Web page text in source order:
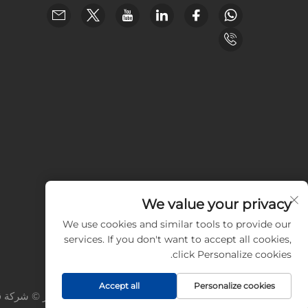
حقوق النشر © شركة
We value your privacy
We use cookies and similar tools to provide our
services. If you don't want to accept all cookies,
click Personalize cookies.
Personalize cookies
Accept all